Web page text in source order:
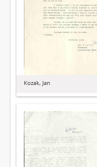
Kozak, Jan